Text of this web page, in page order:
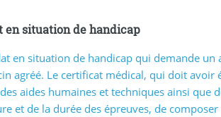
en situation de handicap
en situation de handicap qui demande
agréé. Le certificat médical, qui doit
aides humaines et techniques ainsi que
et de la durée des épreuves, de